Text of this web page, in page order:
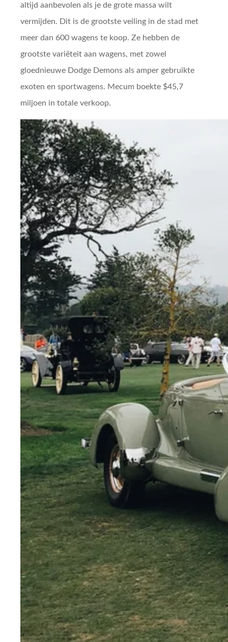
altijd aanbevolen als je de grote massa wilt
vermijden. Dit is de grootste veiling in de stad met
meer dan 600 wagens te koop. Ze hebben de
grootste variëteit aan wagens, met zowel
gloednieuwe Dodge Demons als amper gebruikte
exoten en sportwagens. Mecum boekte $45,7
miljoen in totale verkoop.